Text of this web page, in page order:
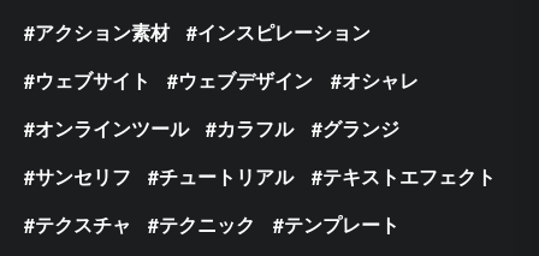
アクション素材
インスピレーション
ウェブサイト
ウェブデザイン
オシャレ
オンラインツール
カラフル
グランジ
サンセリフ
チュートリアル
テキストエフェクト
テクスチャ
テクニック
テンプレート